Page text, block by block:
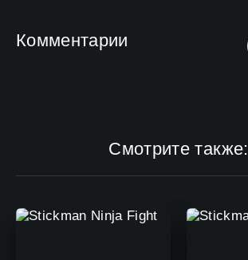
Комментарии
Смотрите также: